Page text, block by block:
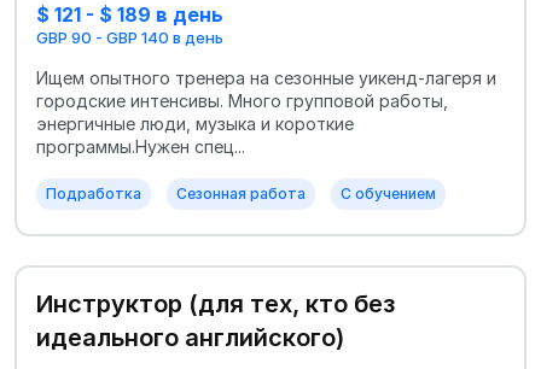
$ 121 - $ 189 в день
GBP 90 - GBP 140 в день
Ищем опытного тренера на сезонные уикенд-лагеря и
городские интенсивы. Много групповой работы,
энергичные люди, музыка и короткие
программы.Нужен спец...
Подработка Сезонная работа С обучением
Инструктор (для тех, кто без
идеального английского)